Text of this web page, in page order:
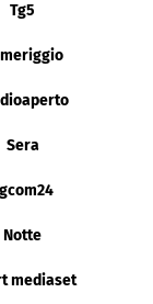
Tg5
Sera
Notte
mediaset